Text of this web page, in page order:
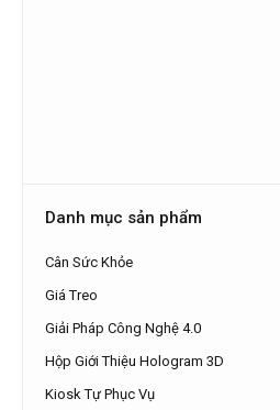
Danh mục sản phẩm
Cân Sức Khỏe
Giá Treo
Giải Pháp Công Nghệ 4.0
Hộp Giới Thiệu Hologram 3D
Kiosk Tự Phục Vụ